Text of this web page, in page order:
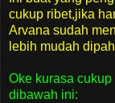
cukup ribet,jika
Arvana sudah
lebih mudah
Oke kurasa
dibawah ini: